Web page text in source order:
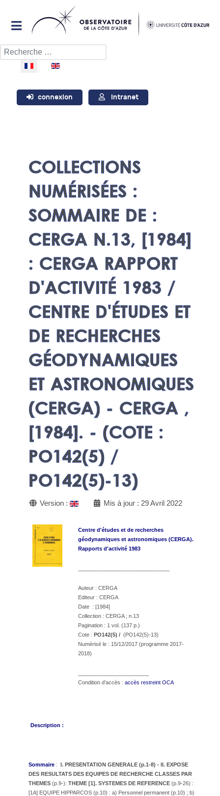
Rechercher
Sélectionnez votre langue
connexion Intranet
COLLECTIONS
NUMÉRISÉES :
SOMMAIRE DE :
CERGA N.13, [1984]
: CERGA RAPPORT
D'ACTIVITÉ 1983 /
CENTRE D'ÉTUDES ET
DE RECHERCHES
GÉODYNAMIQUES
ET ASTRONOMIQUES
(CERGA) - CERGA ,
[1984]. - (COTE :
PO142(5) /
PO142(5)-13)
Version : Mis à jour : 29 Avril 2022
Centre d'études et de recherches
géodynamiques et astronomiques (CERGA).
Rapports d'activité 1983
Auteur : CERGA
Editeur : CERGA
Date : [1984]
Collection : CERGA ; n.13
Pagination : 1 vol. (137 p.)
Cote : PO142(5) / (PO142(5)-13)
Numérisé le : 15/12/2017 (programme 2017-
2018)
Condition d'accès : accès restreint OCA
Description :
Sommaire : I. PRESENTATION GENERALE (p.1-8) - II. EXPOSE
DES RESULTATS DES EQUIPES DE RECHERCHE CLASSES PAR
THEMES (p.9-): THEME [1]. SYSTEMES DE REFERENCE (p.9-26) :
[1A] EQUIPE HIPPARCOS (p.10) : a) Personnel permanent (p.10) ; b)